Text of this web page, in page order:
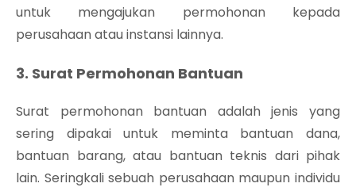
untuk mengajukan permohonan kepada
perusahaan atau instansi lainnya.
3. Surat Permohonan Bantuan
Surat permohonan bantuan adalah jenis yang
sering dipakai untuk meminta bantuan dana,
bantuan barang, atau bantuan teknis dari pihak
lain. Seringkali sebuah perusahaan maupun individu